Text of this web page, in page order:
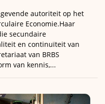
autoriteit op het
Economie.Haar
secundaire
en continuïteit van
van BRBS
van kennis,...